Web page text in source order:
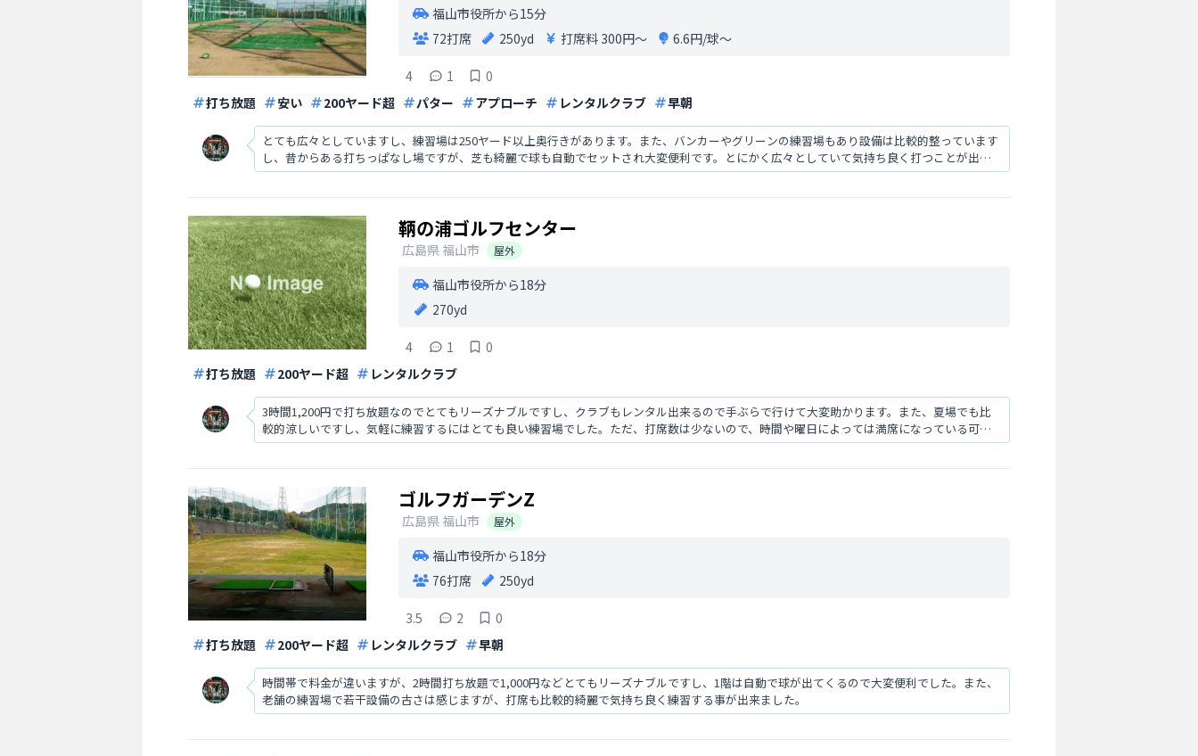
福山市役所から15分
72打席
250yd 打席料 300円〜 6.6円/球〜
4 1
0
打ち放題
安い 200ヤード超 パター アプローチ レンタルクラブ 早朝
とても広々としていますし、練習場は250ヤード以上奥行きがあります。また、バンカーやグリーンの練習場もあり設備は比較的整っています
し、昔からある打ちっぱなし場ですが、芝も綺麗で球も自動でセットされ大変便利です。とにかく広々としていて気持ち良く打つことが出来
ました。
鞆の浦ゴルフセンター
広島県 福山市 屋外
福山市役所から18分
270yd
4 1
0
打ち放題
200ヤード超 レンタルクラブ
3時間1,200円で打ち放題なのでとてもリーズナブルですし、クラブもレンタル出来るので手ぶらで行けて大変助かります。また、夏場でも比
較的涼しいですし、気軽に練習するにはとても良い練習場でした。ただ、打席数は少ないので、時間や曜日によっては満席になっている可能
性があるので注意が必要です。
ゴルフガーデンZ
広島県 福山市 屋外
福山市役所から18分
76打席
250yd
3.5 2
0
打ち放題
200ヤード超 レンタルクラブ 早朝
時間帯で料金が違いますが、2時間打ち放題で1,000円などとてもリーズナブルですし、1階は自動で球が出てくるので大変便利でした。また、
老舗の練習場で若干設備の古さは感じますが、打席も比較的綺麗で気持ち良く練習する事が出来ました。